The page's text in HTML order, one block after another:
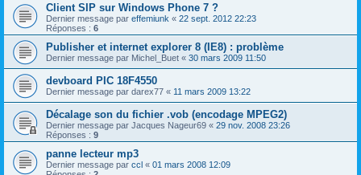
Client SIP sur Windows Phone 7 ?
Dernier message par effemiunk « 22 sept. 2012 22:23
Réponses : 6
Publisher et internet explorer 8 (IE8) : problème
Dernier message par Michel_Buet « 30 mars 2009 11:50
devboard PIC 18F4550
Dernier message par darex77 « 11 mars 2009 13:22
Décalage son du fichier .vob (encodage MPEG2)
Dernier message par Jacques Nageur69 « 29 nov. 2008 23:26
Réponses : 9
panne lecteur mp3
Dernier message par ccl « 01 mars 2008 12:09